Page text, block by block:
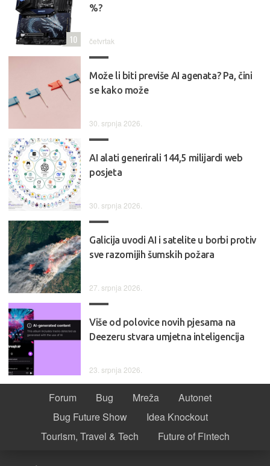
%?
četvrtak
10
Može li biti previše AI agenata? Pa, čini
se kako može
30. srpnja 2026.
AI alati generirali 144,5 milijardi web
posjeta
30. srpnja 2026.
Galicija uvodi AI i satelite u borbi protiv
sve razornijih šumskih požara
27. srpnja 2026.
Više od polovice novih pjesama na
Deezeru stvara umjetna inteligencija
23. srpnja 2026.
Forum Bug Mreža
Autonet
Bug Future Show
Idea Knockout
Tourism, Travel & Tech
Future of Fintech